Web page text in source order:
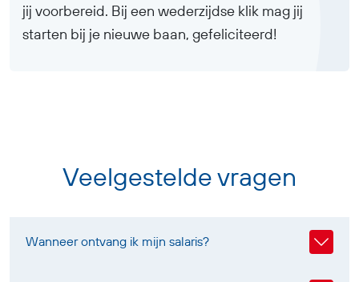
jij voorbereid. Bij een wederzijdse klik mag jij
starten bij je nieuwe baan, gefeliciteerd!
Veelgestelde vragen
Wanneer ontvang ik mijn salaris?